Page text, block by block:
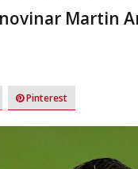
Martin
Pinterest